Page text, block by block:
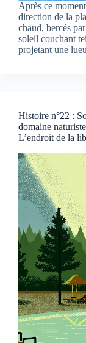
Après ce
direction de la
chaud, bercés
soleil couchant
projetant une
Histoire n°22 :
domaine
L’endroit de la